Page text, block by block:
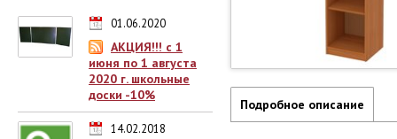
01.06.2020
АКЦИЯ!!! с 1
июня по 1 августа
2020 г. школьные
доски -10%
14.02.2018
Подробное описание